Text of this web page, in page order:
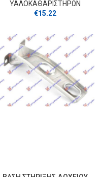
ΥΑΛΟΚΑΘΑΡΙΣΤΗΡΩΝ
€15.22